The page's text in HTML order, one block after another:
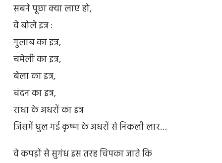
सबने पूछा क्या लाए हो,
वे बोले इत्र :
गुलाब का इत्र,
चमेली का इत्र,
बेला का इत्र,
चंदन का इत्र,
राधा के अधरों का इत्र
जिसमें घुल गई कृष्ण के अधरों से निकली लार…
वे कपड़ों से सुगंध इस तरह चिपका जाते कि